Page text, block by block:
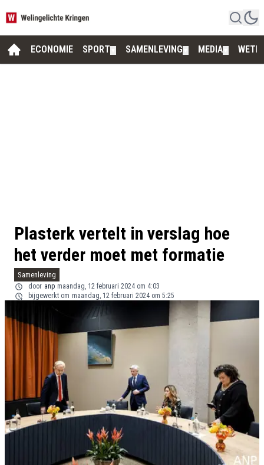
ECONOMIE SPORT SAMENLEVING MEDIA
Plasterk vertelt in verslag hoe
het verder moet met formatie
Samenleving
door anp maandag, 12 februari 2024 om 4:03
bijgewerkt om maandag, 12 februari 2024 om 5:25